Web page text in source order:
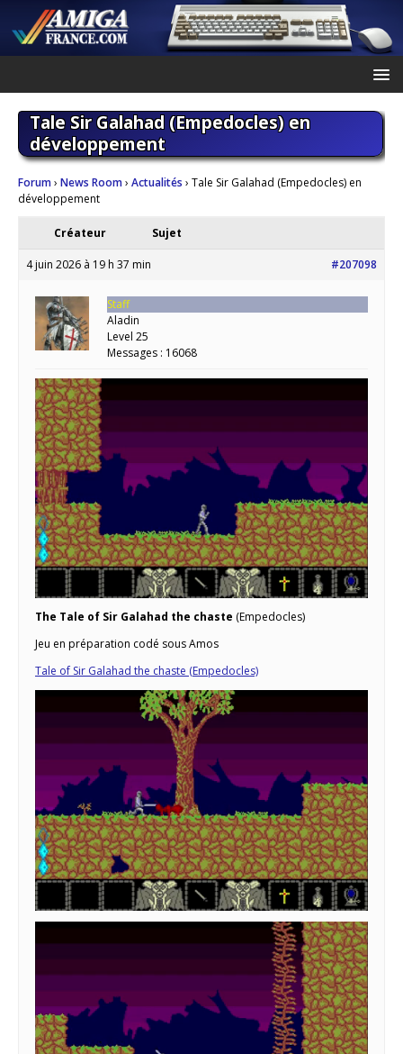
Tale Sir Galahad (Empedocles) en
développement
Forum› News Room› Actualités › Tale Sir Galahad (Empedocles) en
développement
Créateur Sujet
4 juin 2026 à 19 h 37 min #207098
Staff
Aladin
Level 25
Messages : 16068
The Tale of Sir Galahad the chaste (Empedocles)
Jeu en préparation codé sous Amos
Tale of Sir Galahad the chaste (Empedocles)